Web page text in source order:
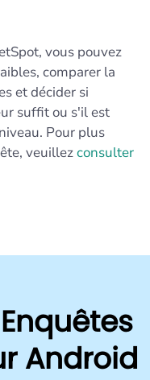
vous pouvez
comparer la
et décider si
suffit ou s'il est
Pour plus
veuillezconsulter
Android